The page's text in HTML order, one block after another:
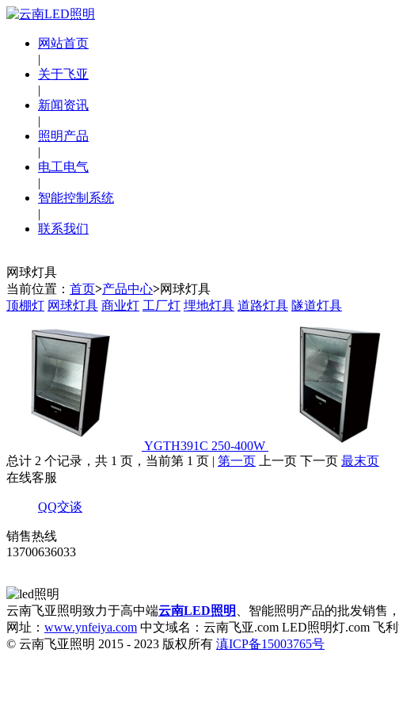
网站首页
|
关于飞亚
|
新闻资讯
|
照明产品
|
电工电气
|
智能控制系统
|
联系我们
网球灯具
当前位置： 首页>产品中心>网球灯具
顶棚灯 网球灯具 商业灯 工厂灯 埋地灯具 道路灯具 隧道灯具
YGTH391C 250-400W
总计 2 个记录，共 1 页，当前第 1 页 | 第一页 上一页 下一页 最末页
在线客服
QQ交谈
销售热线
13700636033
云南飞亚照明致力于高中端云南LED照明 、智能照明产品的批发销售
网址： www.ynfeiya.com 中文域名：云南飞亚.com LED照明灯.com 飞
© 云南飞亚照明 2015 - 2023 版权所有 滇ICP备15003765号